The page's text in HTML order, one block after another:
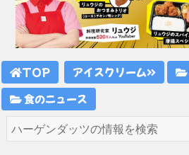
TOP アイスクリーム
食のニュース